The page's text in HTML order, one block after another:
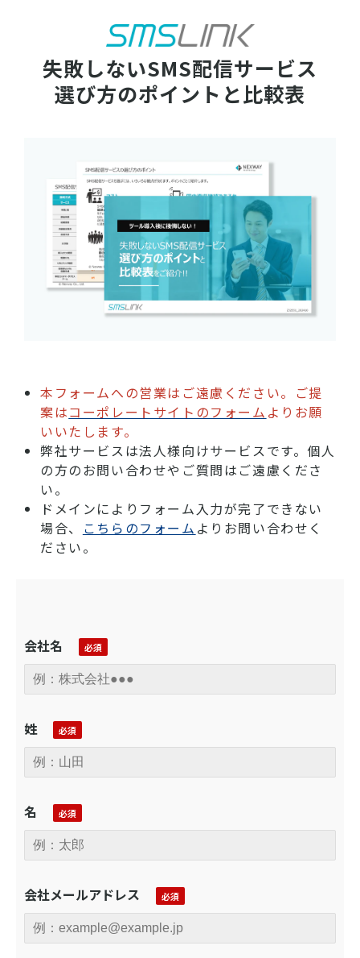
失敗しないSMS配信サービス
選び方のポイントと比較表
本フォームへの営業はご遠慮ください。ご提
案はコーポレートサイトのフォーム よりお願
いいたします。
弊社サービスは法人様向けサービスです。個人
の方のお問い合わせやご質問はご遠慮くださ
い。
ドメインによりフォーム入力が完了できない
場合、 こちらのフォーム よりお問い合わせく
ださい。
会社名
姓
名
会社メールアドレス